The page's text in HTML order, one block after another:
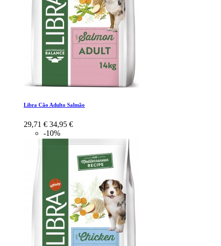
Libra Cão Adulto Salmão
29,71 € 34,95 €
-10%